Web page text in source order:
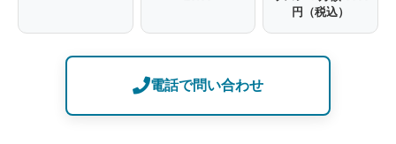
円（税込）
電話で問い合わせ